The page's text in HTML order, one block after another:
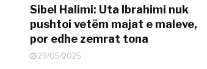
Sibel Halimi: Uta Ibrahimi nuk
pushtoi vetëm majat e maleve,
por edhe zemrat tona
29/05/2025